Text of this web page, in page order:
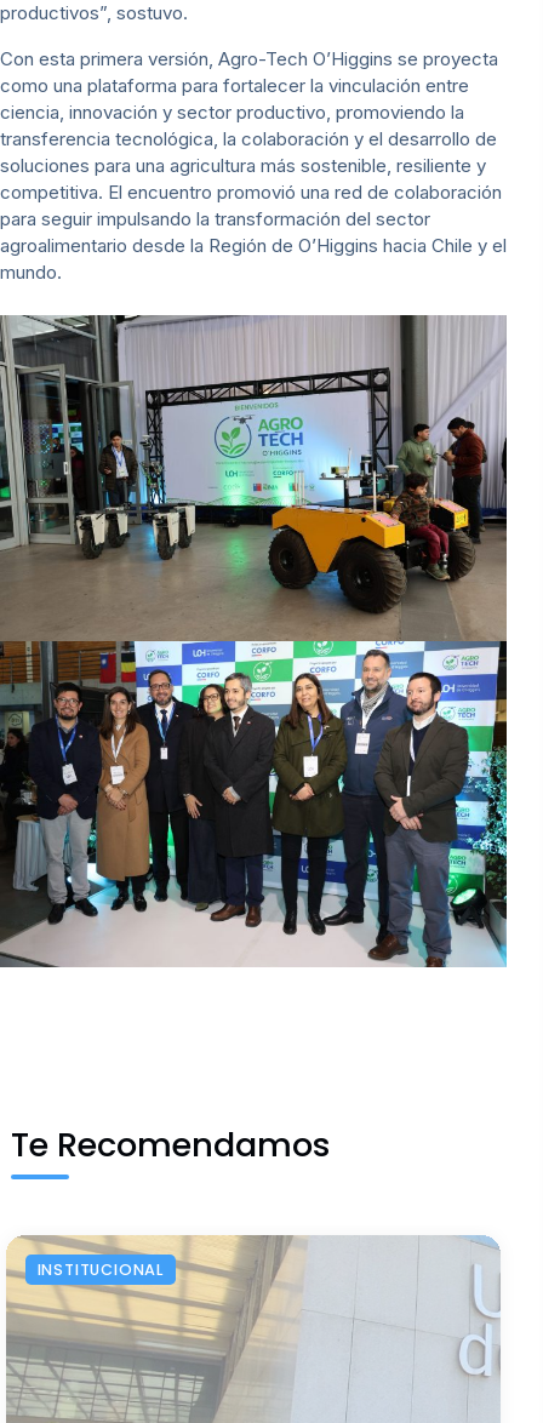
productivos”, sostuvo.
Con esta primera versión, Agro-Tech O’Higgins se proyecta
como una plataforma para fortalecer la vinculación entre
ciencia, innovación y sector productivo, promoviendo la
transferencia tecnológica, la colaboración y el desarrollo de
soluciones para una agricultura más sostenible, resiliente y
competitiva. El encuentro promovió una red de colaboración
para seguir impulsando la transformación del sector
agroalimentario desde la Región de O’Higgins hacia Chile y el
mundo.
Te Recomendamos
INSTITUCIONAL